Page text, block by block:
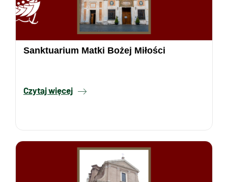
Sanktuarium Matki Bożej Miłości
Czytaj więcej